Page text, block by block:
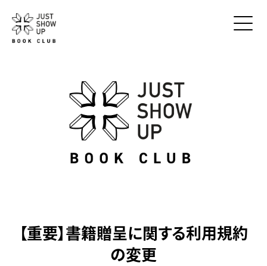
【重要】書籍贈呈に関する利用規約
の変更